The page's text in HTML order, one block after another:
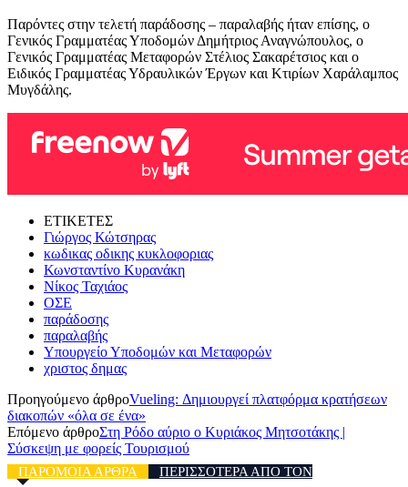
Παρόντες στην τελετή παράδοσης – παραλαβής ήταν επίσης, ο
Γενικός Γραμματέας Υποδομών Δημήτριος Αναγνώπουλος, ο
Γενικός Γραμματέας Μεταφορών Στέλιος Σακαρέτσιος και ο
Ειδικός Γραμματέας Υδραυλικών Έργων και Κτιρίων Χαράλαμπος
Μυγδάλης.
ΕΤΙΚΕΤΕΣ
Γιώργος Κώτσηρας
κωδικας οδικης κυκλοφοριας
Κωνσταντίνο Κυρανάκη
Νίκος Ταχιάος
ΟΣΕ
παράδοσης
παραλαβής
Υπουργείο Υποδομών και Μεταφορών
χριστος δημας
Προηγούμενο άρθροVueling: Δημιουργεί πλατφόρμα κρατήσεων
διακοπών «όλα σε ένα»
Επόμενο άρθροΣτη Ρόδο αύριο ο Κυριάκος Μητσοτάκης |
Σύσκεψη με φορείς Τουρισμού
ΠΑΡΟΜΟΙΑ ΑΡΘΡΑ
ΠΕΡΙΣΣΟΤΕΡΑ ΑΠΟ ΤΟΝ